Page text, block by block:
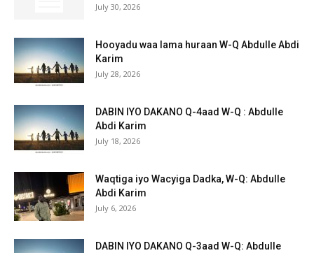
July 30, 2026
Hooyadu waa lama huraan W-Q Abdulle Abdi
Karim
July 28, 2026
DABIN IYO DAKANO Q-4aad W-Q : Abdulle
Abdi Karim
July 18, 2026
Waqtiga iyo Wacyiga Dadka, W-Q: Abdulle
Abdi Karim
July 6, 2026
DABIN IYO DAKANO Q-3aad W-Q: Abdulle